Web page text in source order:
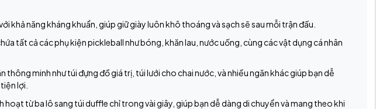
khả năng kháng khuẩn, giúp giữ giày luôn khô thoáng và sạch sẽ sau mỗi trận đấu.
tất cả các phụ kiện pickleball như bóng, khăn lau, nước uống, cùng các vật dụng cá nhân
thông minh như túi đựng đồ giá trị, túi lưới cho chai nước, và nhiều ngăn khác giúp bạn dễ
lợi.
hoạt từ ba lô sang túi duffle chỉ trong vài giây, giúp bạn dễ dàng di chuyển và mang theo khi